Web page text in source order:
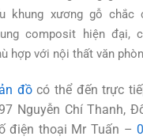
khung xương gỗ chắc
composit hiện đại,
hợp với nội thất văn
đồcó thể đến trực
Nguyễn Chí Thanh,
điện thoại Mr Tuấn –